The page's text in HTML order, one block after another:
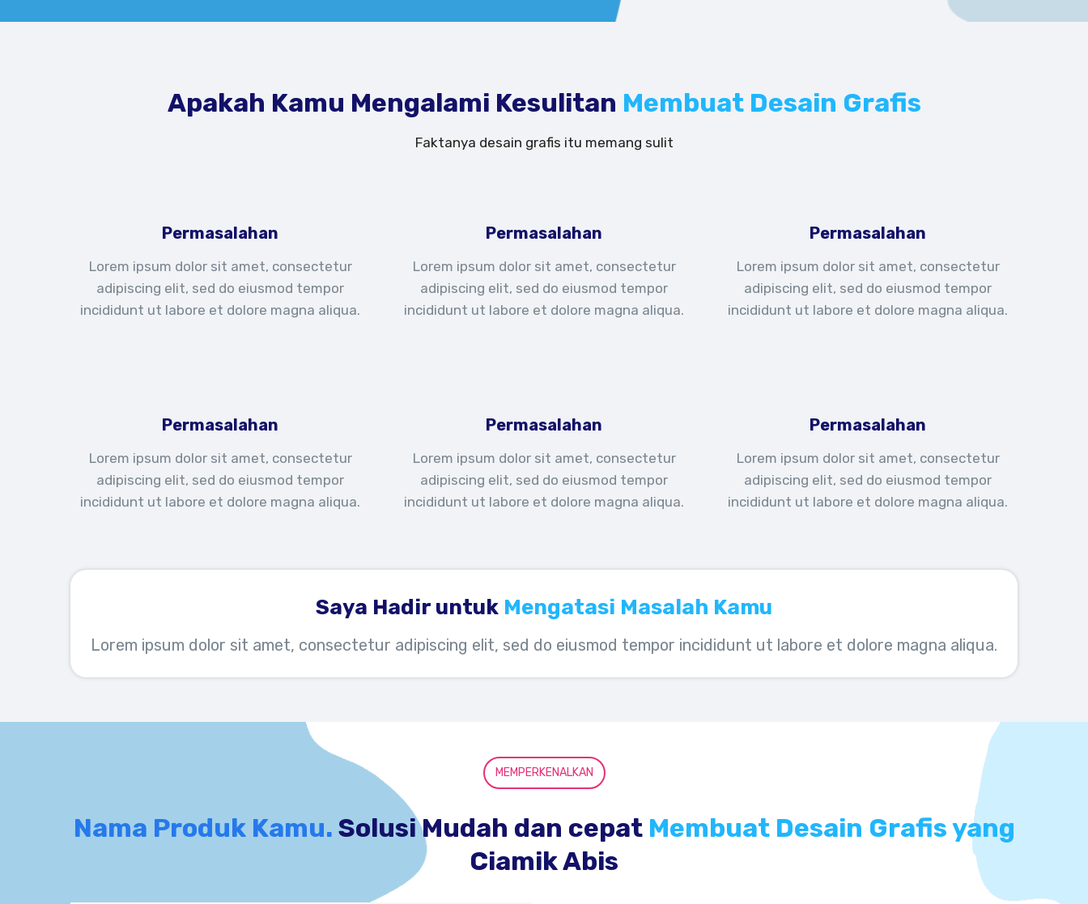
Apakah Kamu Mengalami Kesulitan Membuat Desain Grafis
Faktanya desain grafis itu memang sulit
Permasalahan
Lorem ipsum dolor sit amet, consectetur
adipiscing elit, sed do eiusmod tempor
incididunt ut labore et dolore magna aliqua.
Permasalahan
Lorem ipsum dolor sit amet, consectetur
adipiscing elit, sed do eiusmod tempor
incididunt ut labore et dolore magna aliqua.
Permasalahan
Lorem ipsum dolor sit amet, consectetur
adipiscing elit, sed do eiusmod tempor
incididunt ut labore et dolore magna aliqua.
Permasalahan
Lorem ipsum dolor sit amet, consectetur
adipiscing elit, sed do eiusmod tempor
incididunt ut labore et dolore magna aliqua.
Permasalahan
Lorem ipsum dolor sit amet, consectetur
adipiscing elit, sed do eiusmod tempor
incididunt ut labore et dolore magna aliqua.
Permasalahan
Lorem ipsum dolor sit amet, consectetur
adipiscing elit, sed do eiusmod tempor
incididunt ut labore et dolore magna aliqua.
Saya Hadir untuk Mengatasi Masalah Kamu
Lorem ipsum dolor sit amet, consectetur adipiscing elit, sed do eiusmod tempor incididunt ut labore et dolore magna aliqua.
MEMPERKENALKAN
Nama Produk Kamu. Solusi Mudah dan cepat Membuat Desain Grafis yang
Ciamik Abis